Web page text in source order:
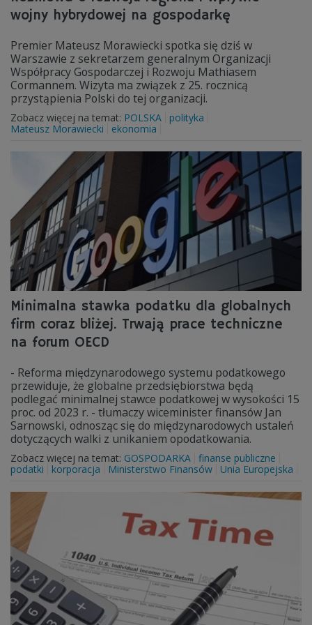
wojny hybrydowej na gospodarkę
Premier Mateusz Morawiecki spotka się dziś w
Warszawie z sekretarzem generalnym Organizacji
Współpracy Gospodarczej i Rozwoju Mathiasem
Cormannem. Wizyta ma związek z 25. rocznicą
przystąpienia Polski do tej organizacji.
Zobacz więcej na temat: POLSKA
polityka
Mateusz Morawiecki
ekonomia
Minimalna stawka podatku dla globalnych
firm coraz bliżej. Trwają prace techniczne
na forum OECD
- Reforma międzynarodowego systemu podatkowego
przewiduje, że globalne przedsiębiorstwa będą
podlegać minimalnej stawce podatkowej w wysokości 15
proc. od 2023 r. - tłumaczy wiceminister finansów Jan
Sarnowski, odnosząc się do międzynarodowych ustaleń
dotyczących walki z unikaniem opodatkowania.
Zobacz więcej na temat: GOSPODARKA finanse publiczne
podatki
korporacja Ministerstwo Finansów Unia Europejska